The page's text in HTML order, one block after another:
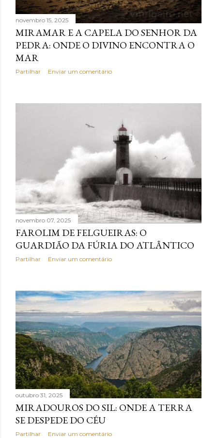
novembro 15, 2025
MIRAMAR E A CAPELA DO SENHOR DA
PEDRA: ONDE O DIVINO ENCONTRA O
MAR
Partilhar Enviar um comentário
novembro 07, 2025
FAROLIM DE FELGUEIRAS: O
GUARDIÃO DA FÚRIA DO ATLÂNTICO
Partilhar Enviar um comentário
outubro 31, 2025
MIRADOUROS DO SIL: ONDE A TERRA
SE DESPEDE DO CÉU
Partilhar Enviar um comentário